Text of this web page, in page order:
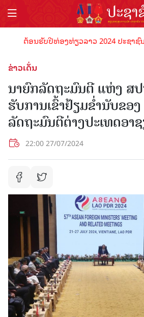
ຕ້ອນຮັບປີທ່ອງທ່ຽວລາວ 2024 ປະຊາຊົ
ຂ່າວເດັ່ນ
ນາຍົກລັດຖະມົນຕີ ແຫ່ງ ສ
ຮັບການເຂົ້າຢ້ຽມຂໍ່ານັບຂອ
ລັດຖະມົນຕີຕ່າງປະເທດອາ
22:00 27/07/2024